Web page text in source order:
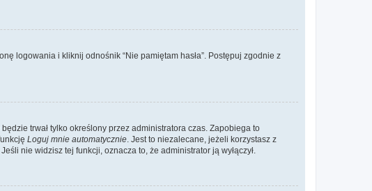
logowania i kliknij odnośnik “Nie pamiętam hasła”. Postępuj zgodnie z
trwał tylko określony przez administratora czas. Zapobiega to
Loguj mnie automatycznie . Jest to niezalecane, jeżeli korzystasz z
nie widzisz tej funkcji, oznacza to, że administrator ją wyłączył.